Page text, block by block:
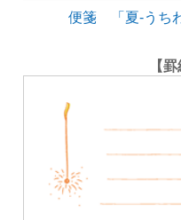
便箋 「夏-うち
【